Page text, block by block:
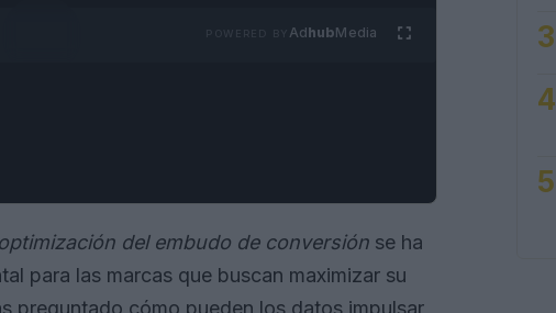
AdhubMedia
optimización del embudo de conversión se ha
para las marcas que buscan maximizar su
3
4
5